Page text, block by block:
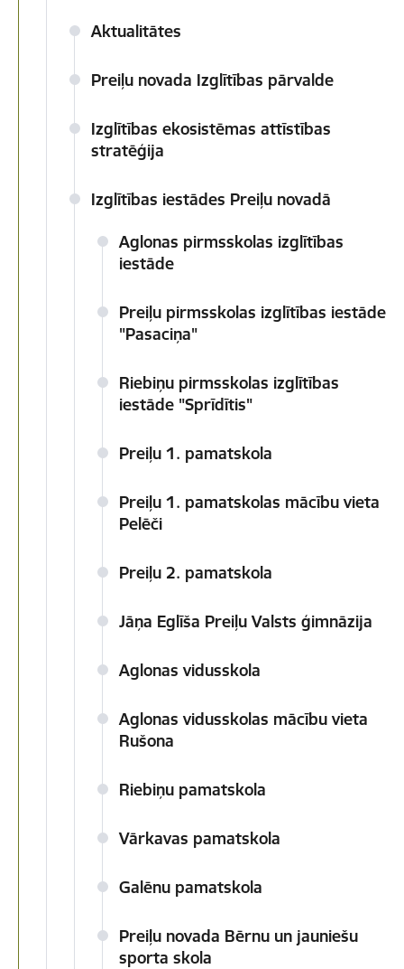
Aktualitātes
Preiļu novada Izglītības pārvalde
Izglītības ekosistēmas attīstības
stratēģija
Izglītības iestādes Preiļu novadā
Aglonas pirmsskolas izglītības
iestāde
Preiļu pirmsskolas izglītības iestāde
"Pasaciņa"
Riebiņu pirmsskolas izglītības
iestāde "Sprīdītis"
Preiļu 1. pamatskola
Preiļu 1. pamatskolas mācību vieta
Pelēči
Preiļu 2. pamatskola
Jāņa Eglīša Preiļu Valsts ģimnāzija
Aglonas vidusskola
Aglonas vidusskolas mācību vieta
Rušona
Riebiņu pamatskola
Vārkavas pamatskola
Galēnu pamatskola
Preiļu novada Bērnu un jauniešu
sporta skola